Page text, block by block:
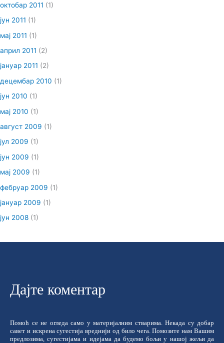
октобар 2011 (1)
јун 2011 (1)
мај 2011 (1)
април 2011 (2)
јануар 2011 (2)
децембар 2010 (1)
јун 2010 (1)
мај 2010 (1)
август 2009 (1)
јул 2009 (1)
јун 2009 (1)
мај 2009 (1)
фебруар 2009 (1)
јануар 2009 (1)
јун 2008 (1)
Дајте коментар
Помоћ се не огледа само у материјалним стварима. Некада су добар
савет и искрена сугестија вреднији од било чега. Помозите нам Вашим
предлозима, сугестијама и идејама да будемо бољи у нашој жељи да